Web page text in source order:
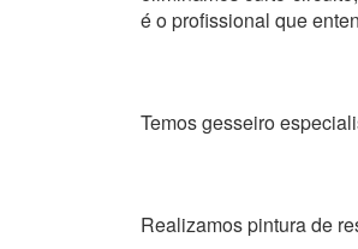
é o profissional que
Temos gesseiro
Realizamos pintura de